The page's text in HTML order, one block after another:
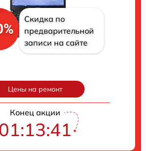
Скидка по
предварительной
записи на сайте
Цены на ремонт
Конец акции